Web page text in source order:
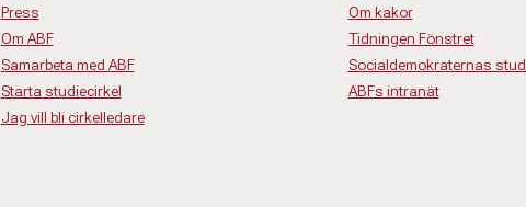
Press
Om ABF
Samarbeta med ABF
Starta studiecirkel
Jag vill bli cirkelledare
Om kakor
Tidningen Fönstret
Socialdemokraternas
ABFs intranät